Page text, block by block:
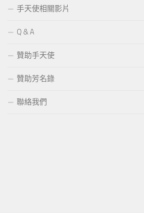
手天使相關影片
Q & A
贊助手天使
贊助芳名錄
聯絡我們